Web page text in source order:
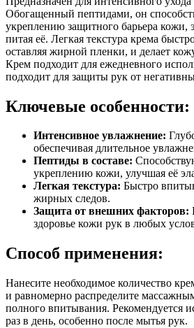
Обогащенный пептидами, он
укреплению защитного барьера кожи,
питая её. Легкая текстура крема
оставляя жирной пленки, и делает
Крем подходит для ежедневного
подходит для защиты рук от
Ключевые особенности:
Интенсивное увлажнение:
обеспечивая длительное
Пептиды в составе:
укреплению кожи, улучшая её
Легкая текстура: Быстро
жирных следов.
Защита от внешних факторов:
здоровье кожи рук в любых
Способ применения:
Нанесите необходимое количество
и равномерно распределите
полного впитывания. Рекомендуется
раз в день, особенно после мытья рук.